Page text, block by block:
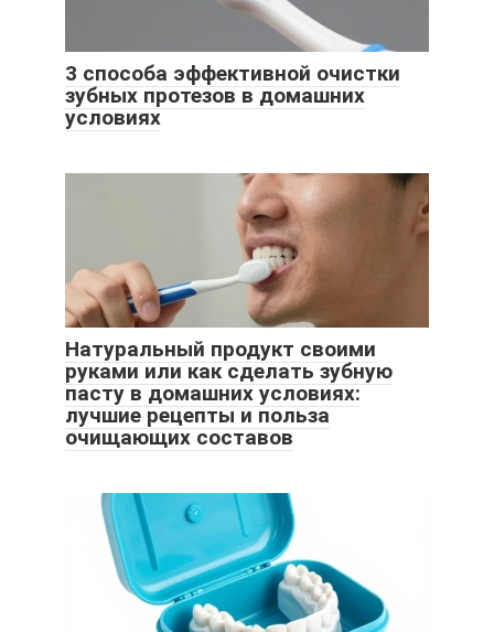
3 способа эффективной очистки
зубных протезов в домашних
условиях
Натуральный продукт своими
руками или как сделать зубную
пасту в домашних условиях:
лучшие рецепты и польза
очищающих составов